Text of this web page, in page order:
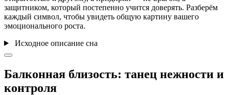
защитником, который постепенно учится доверять. Разберём
каждый символ, чтобы увидеть общую картину вашего
эмоционального роста.
Исходное описание сна
Балконная близость: танец нежности и
контроля